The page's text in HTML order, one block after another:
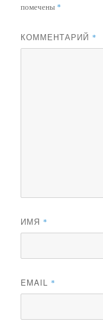
помечены *
КОММЕНТАРИЙ *
ИМЯ *
EMAIL *